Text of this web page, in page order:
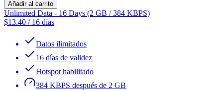
Añadir al carrito
Unlimited Data - 16 Days (2 GB / 384 KBPS)
$13.40 / 16 días
Datos ilimitados
16 días de validez
Hotspot habilitado
384 KBPS después de 2 GB